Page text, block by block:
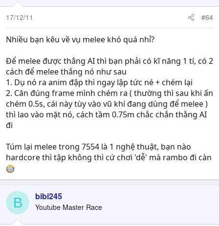
17/12/11 #64
Nhiều bạn kêu về vụ melee khó quá nhỉ?
Để melee được thắng AI thì bạn phải có kĩ năng 1 tí, có 2
cách để melee thắng nó như sau
1. Dụ nó ra anim đập thì ngay lập tức né + chém lại
2. Căn đúng frame mình chém ra ( thường thì sau khi ấn
chém 0.5s, cái này tùy vào vũ khí đang dùng để melee )
thì lao vào mặt nó, cách tầm 0.75m chắc chắn thằng AI
đi
Túm lại melee trong 7554 là 1 nghệ thuật, bạn nào
hardcore thì tập không thì cứ chơi 'dễ' mà rambo đi càn
B bibi245
Youtube Master Race